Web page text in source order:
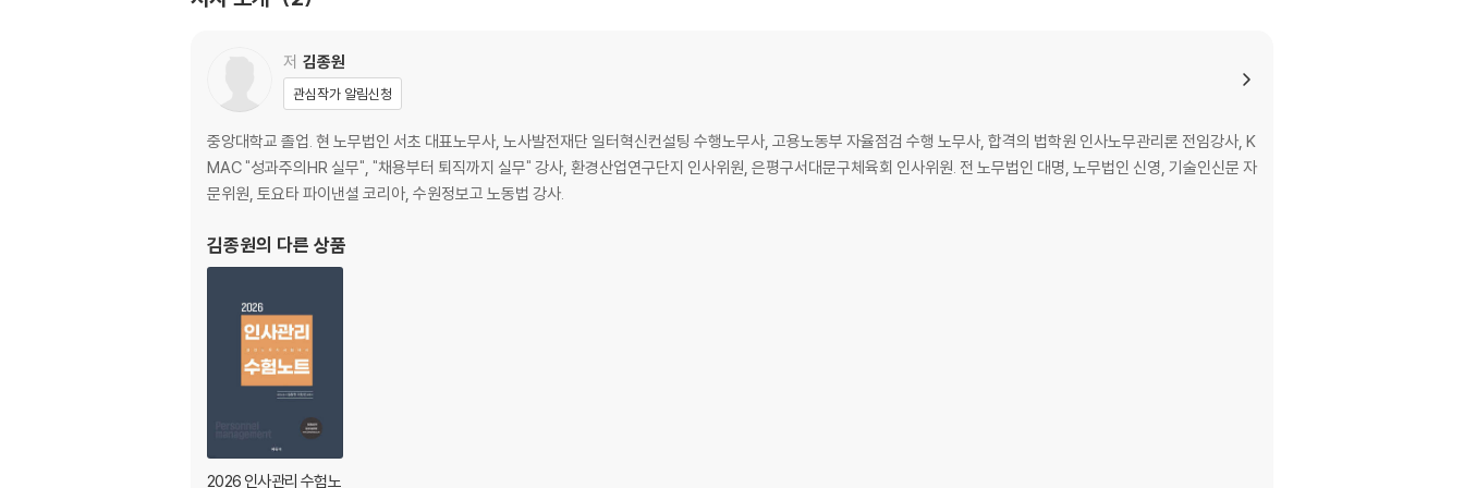
제2편
제1절 직무분석(Job Analysis) 30
012 직무분석의 의의와 필요성 30
013 직무분석의 절차와 기법 30
014 직무기술서와 직무명세서 32
015 기존 직무분석의 실패요인과 성공방안 32
제2절 직무평가(Job Evaluation) 33
017 직무평가의 방법 33
018 직무평가시 발생하는 문제점과 해결방안 36
제3절 직무설계(Job Design) 41
020 직무설계의 의의와 이론의 전개 41
021 전통적 직무설계: 직무전문화 42
022 현대적 직무설계: 개인수준에서의 전개 42
023 현대적 직무설계: 집단수준에서의 전개 45
024 직무설계의 전개방향 47
025 비즈니스 프로세스 리엔지니어링(BPR) 48
저 김종원
관심작가 알림신청
중앙대학교 졸업. 현 노무법인 서초 대표노무사, 노사발전재단 일터혁신컨설팅 수행노무사, 고용노동부 자율점검 수행 노무사, 합격의 법학원 인사노무관리론 전임강사, K
MAC "성과주의HR 실무", "채용부터 퇴직까지 실무" 강사, 환경산업연구단지 인사위원, 은평구서대문구체육회 인사위원. 전 노무법인 대명, 노무법인 신영, 기술인신문 자
문위원, 토요타 파이낸셜 코리아, 수원정보고 노동법 강사.
김종원의 다른 상품
2026 인사관리 수험노